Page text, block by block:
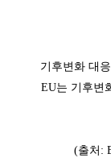
기후변화 대
EU는 기후변
(출처: